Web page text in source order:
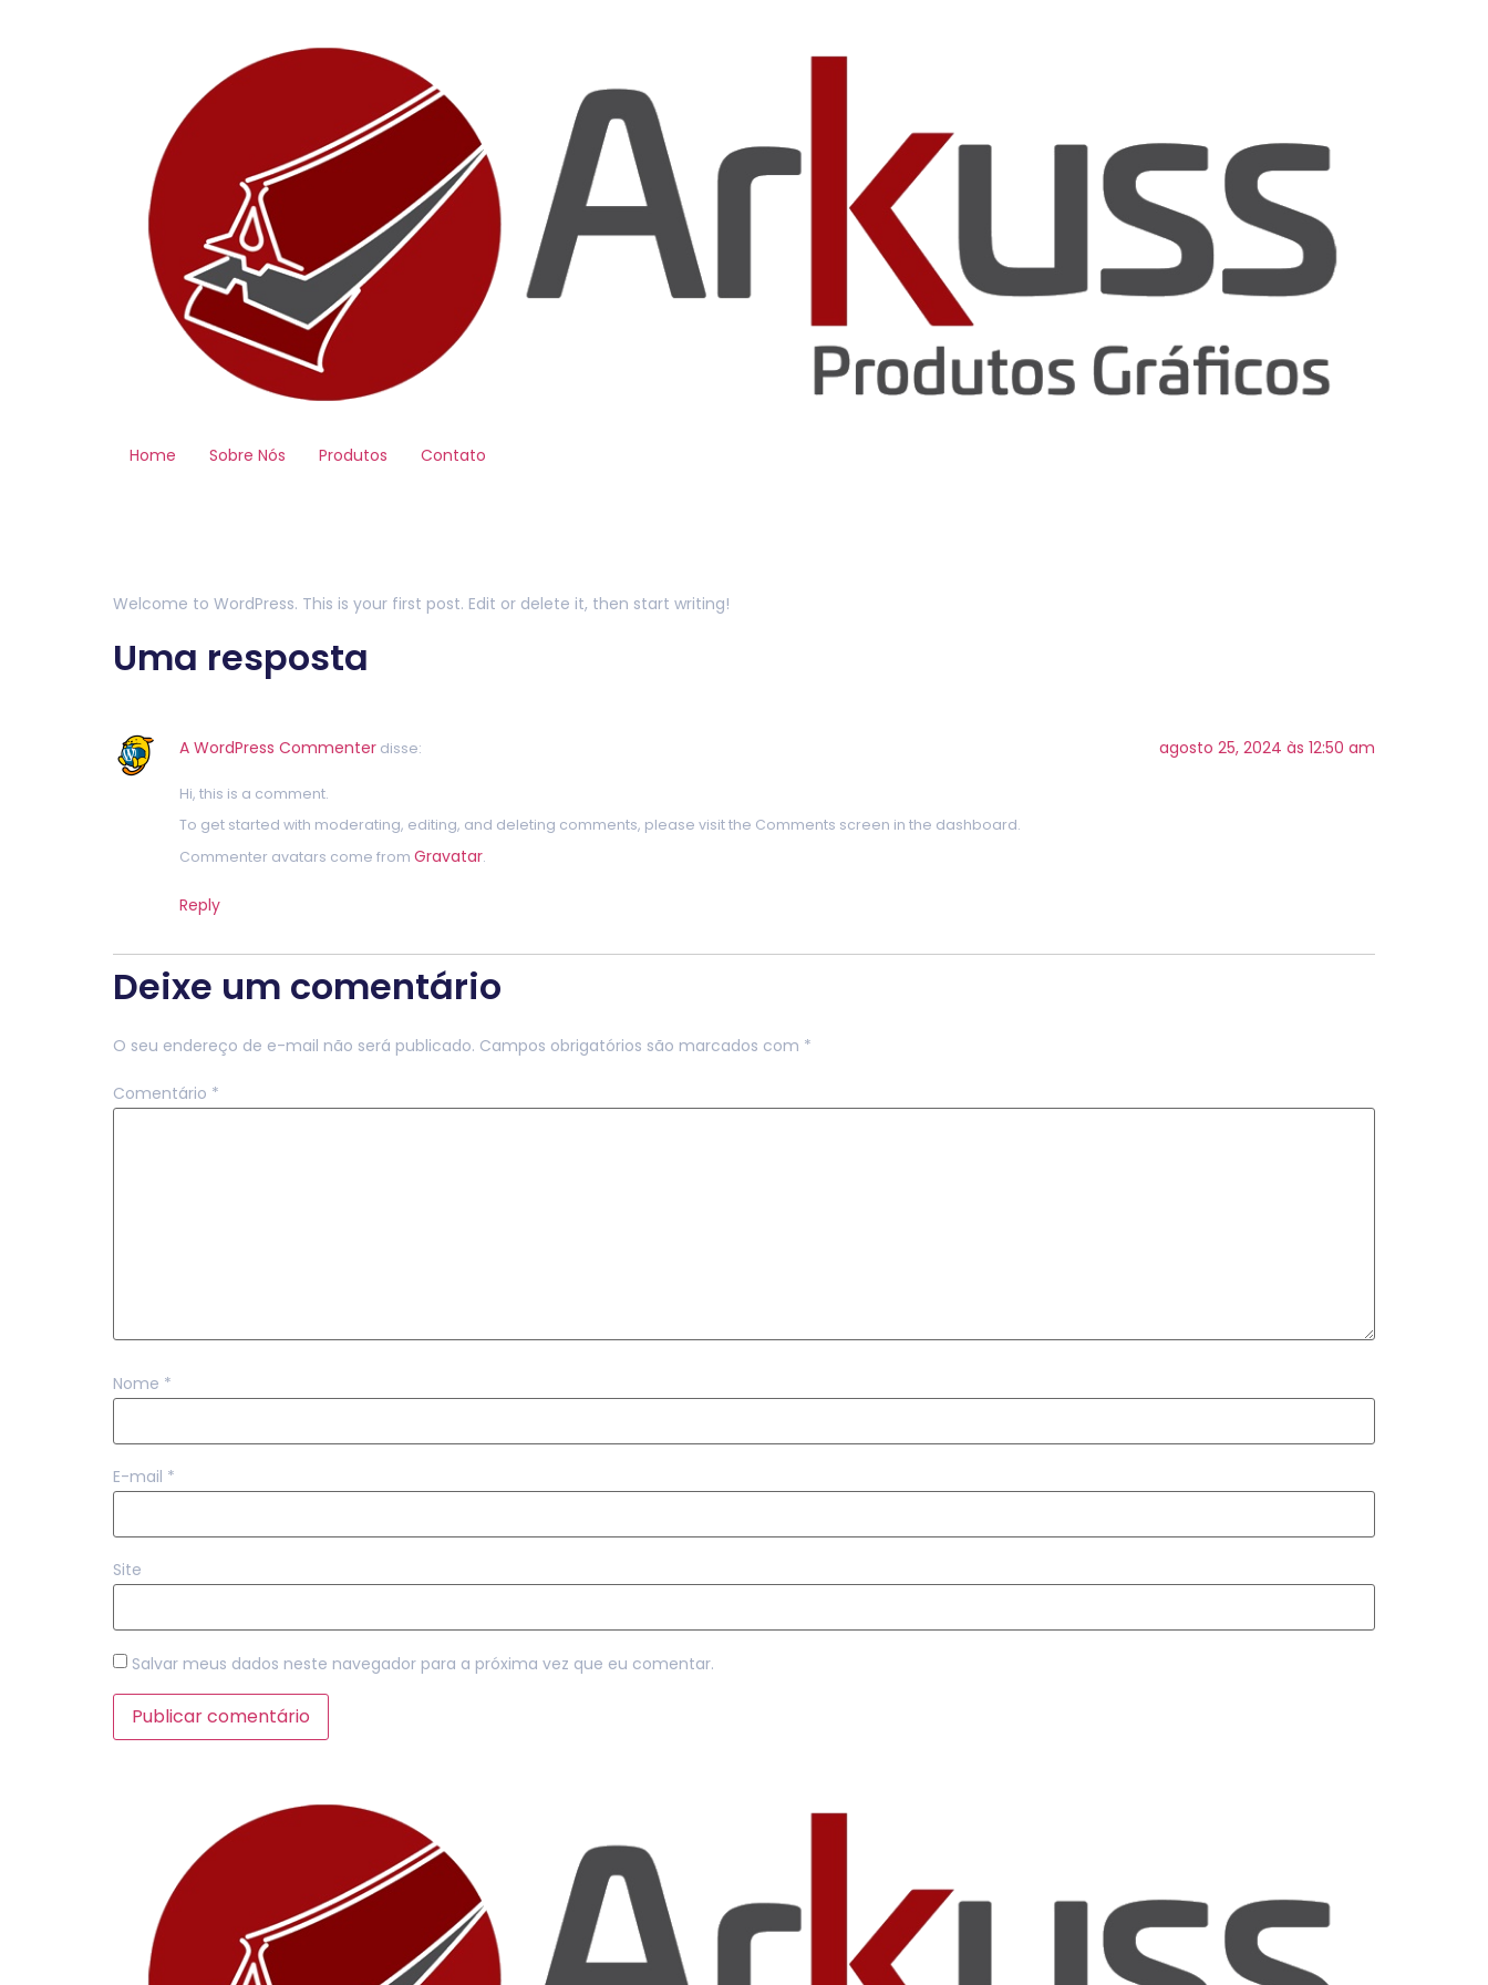
Home Sobre Nós Produtos Contato
Welcome to WordPress. This is your first post. Edit or delete it, then start writing!
Uma resposta
A WordPress Commenter disse: agosto 25, 2024 às 12:50 am
Hi, this is a comment.
To get started with moderating, editing, and deleting comments, please visit the Comments screen in the dashboard.
Commenter avatars come from Gravatar.
Reply
Deixe um comentário
O seu endereço de e-mail não será publicado. Campos obrigatórios são marcados com *
Comentário *
Nome *
E-mail *
Site
Salvar meus dados neste navegador para a próxima vez que eu comentar.